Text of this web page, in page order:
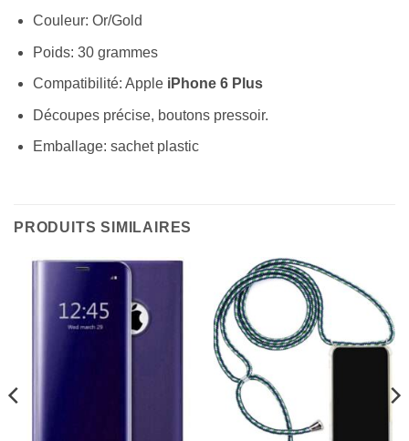
Couleur: Or/Gold
Poids: 30 grammes
Compatibilité: Apple iPhone 6 Plus
Découpes précise, boutons pressoir.
Emballage: sachet plastic
PRODUITS SIMILAIRES